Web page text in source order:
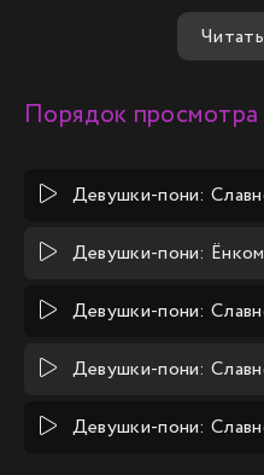
несмотря на все
счастье, следуя своему
Порядок просмотра
Девушки-пони:
Девушки-пони:
Девушки-пони:
Девушки-пони: Славное
Девушки-пони: